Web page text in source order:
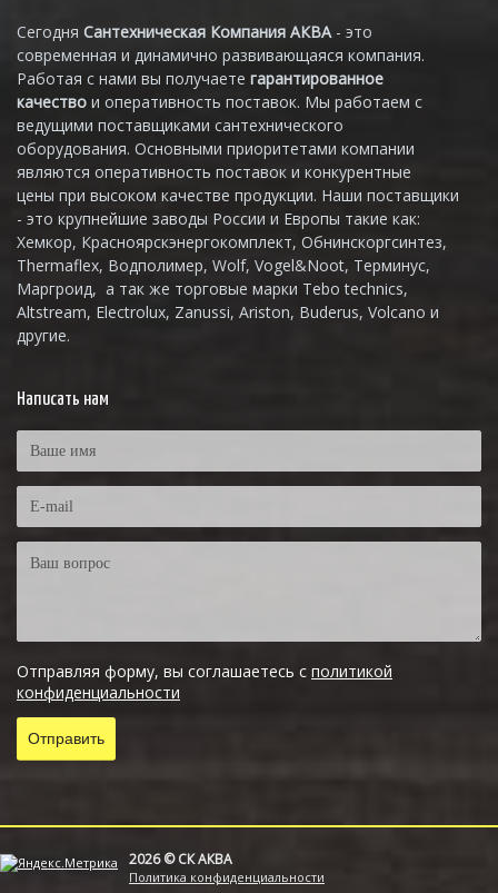
Сегодня Сантехническая Компания АКВА - это
современная и динамично развивающаяся компания.
Работая с нами вы получаете гарантированное
качество и оперативность поставок. Мы работаем с
ведущими поставщиками сантехнического
оборудования. Основными приоритетами компании
являются оперативность поставок и конкурентные
цены при высоком качестве продукции. Наши поставщики
- это крупнейшие заводы России и Европы такие как:
Хемкор, Красноярскэнергокомплект, Обнинскоргсинтез,
Thermaflex, Водполимер, Wolf, Vogel&Noot, Терминус,
Маргроид, а так же торговые марки Tebo technics,
Altstream, Electrolux, Zanussi, Ariston, Buderus, Volcano и
другие.
Написать нам
Отправляя форму, вы соглашаетесь с политикой
конфиденциальности
2026 © СК АКВА
Политика конфиденциальности